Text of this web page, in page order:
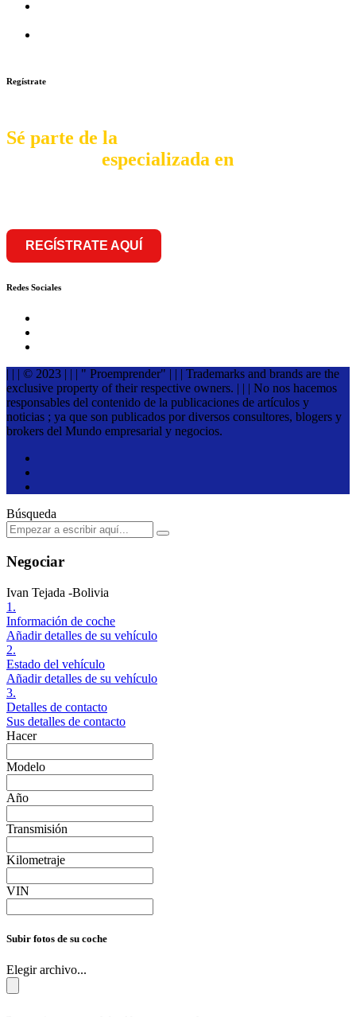
Regístrate
Sé parte de la
especializada en
REGÍSTRATE AQUÍ
Redes Sociales
| | | © 2023 | | | " Proemprender" | | | Trademarks and brands are the
exclusive property of their respective owners. | | | No nos hacemos
responsables del contenido de la publicaciones de artículos y
noticias ; ya que son publicados por diversos consultores, blogers y
brokers del Mundo empresarial y negocios.
Búsqueda
Negociar
Ivan Tejada -Bolivia
1.
Información de coche
Añadir detalles de su vehículo
2.
Estado del vehículo
Añadir detalles de su vehículo
3.
Detalles de contacto
Sus detalles de contacto
Hacer
Modelo
Año
Transmisión
Kilometraje
VIN
Subir fotos de su coche
Elegir archivo...